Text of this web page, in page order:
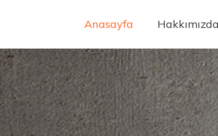
Anasayfa Hakkımızda